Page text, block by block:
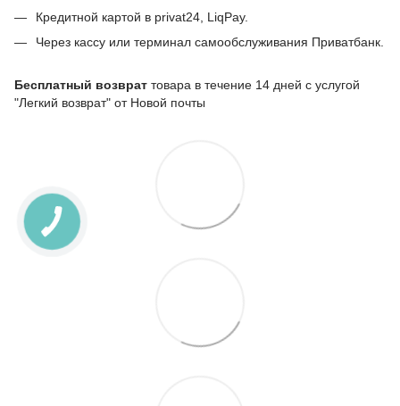
Кредитной картой в privat24, LiqPay.
Через кассу или терминал самообслуживания Приватбанк.
Бесплатный возврат товара в течение 14 дней с услугой
"Легкий возврат" от Новой почты